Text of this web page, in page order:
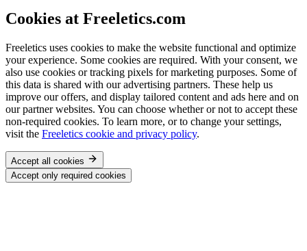
Cookies at Freeletics.com
Freeletics uses cookies to make the website functional and optimize
your experience. Some cookies are required. With your consent, we
also use cookies or tracking pixels for marketing purposes. Some of
this data is shared with our advertising partners. These help us
improve our offers, and display tailored content and ads here and on
our partner websites. You can choose whether or not to accept these
non-required cookies. To learn more, or to change your settings,
visit the Freeletics cookie and privacy policy.
Accept all cookies
Accept only required cookies